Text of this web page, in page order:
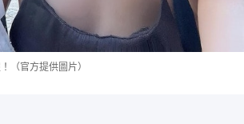
（官方提供圖片）